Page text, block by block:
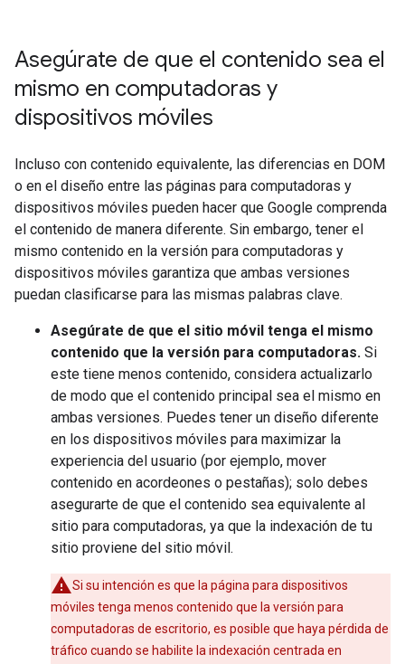
Asegúrate de que el contenido sea el
mismo en computadoras y
dispositivos móviles
Incluso con contenido equivalente, las diferencias en DOM
o en el diseño entre las páginas para computadoras y
dispositivos móviles pueden hacer que Google comprenda
el contenido de manera diferente. Sin embargo, tener el
mismo contenido en la versión para computadoras y
dispositivos móviles garantiza que ambas versiones
puedan clasificarse para las mismas palabras clave.
Asegúrate de que el sitio móvil tenga el mismo
contenido que la versión para computadoras. Si
este tiene menos contenido, considera actualizarlo
de modo que el contenido principal sea el mismo en
ambas versiones. Puedes tener un diseño diferente
en los dispositivos móviles para maximizar la
experiencia del usuario (por ejemplo, mover
contenido en acordeones o pestañas); solo debes
asegurarte de que el contenido sea equivalente al
sitio para computadoras, ya que la indexación de tu
sitio proviene del sitio móvil.
Si su intención es que la página para dispositivos
móviles tenga menos contenido que la versión para
computadoras de escritorio, es posible que haya pérdida de
tráfico cuando se habilite la indexación centrada en